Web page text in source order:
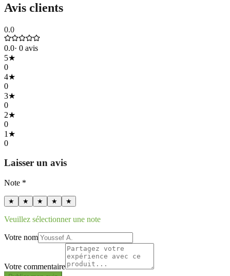
Avis clients
0.0
0.0· 0 avis
5★
0
4★
0
3★
0
2★
0
1 ★
0
Laisser un avis
Note *
★ ★ ★ ★ ★
Veuillez sélectionner une note
Votre nom
Votre commentaire